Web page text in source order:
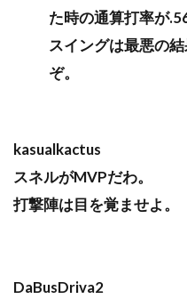
た時の通算打率が
スイングは最悪の
ぞ。
kasualkactus
スネルがMVPだわ。
打撃陣は目を覚ませよ。
DaBusDriva2